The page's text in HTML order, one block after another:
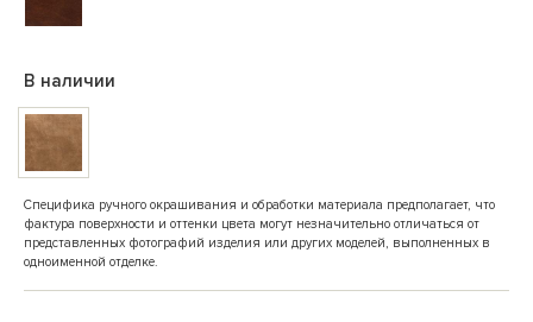
В наличии
Специфика ручного окрашивания и обработки материала предполагает, что
фактура поверхности и оттенки цвета могут незначительно отличаться от
представленных фотографий изделия или других моделей, выполненных в
одноименной отделке.